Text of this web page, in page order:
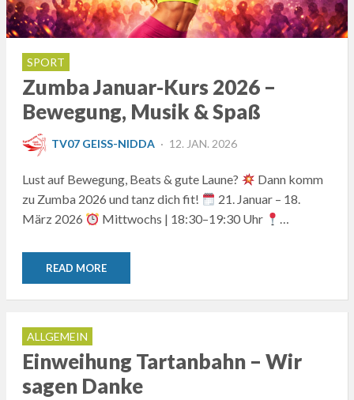
SPORT
Zumba Januar-Kurs 2026 –
Bewegung, Musik & Spaß
TV07 GEISS-NIDDA
POSTED
12. JAN. 2026
Lust auf Bewegung, Beats & gute Laune?
Dann komm
zu Zumba 2026 und tanz dich fit!
21. Januar – 18.
März 2026
Mittwochs | 18:30–19:30 Uhr …
READ MORE
ALLGEMEIN
Einweihung Tartanbahn – Wir
sagen Danke